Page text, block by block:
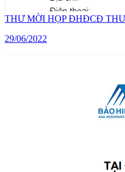
THƯ MỜI HỌP ĐHĐCĐ
29/06/2022